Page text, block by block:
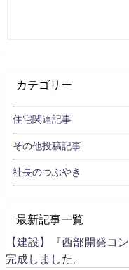
カテゴリー
住宅関連記事
その他投稿記事
社長のつぶやき
最新記事一覧
【建設】『西部開発コ
完成しました。